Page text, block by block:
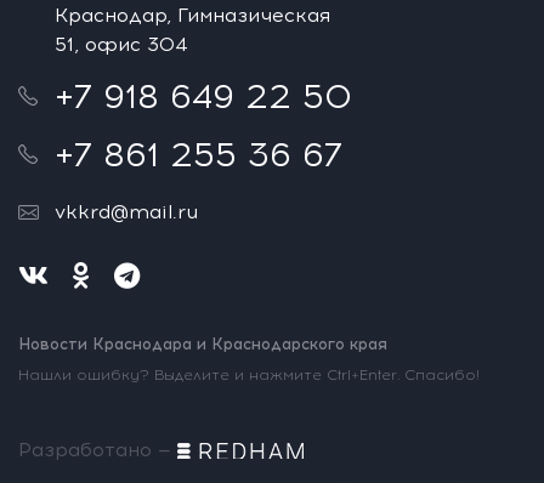
Краснодар, Гимназическая
51, офис 304
+7 918 649 22 50
+7 861 255 36 67
vkkrd@mail.ru
Новости Краснодара и Краснодарского края
Нашли ошибку? Выделите и нажмите Ctrl+Enter. Спасибо!
Разработано —